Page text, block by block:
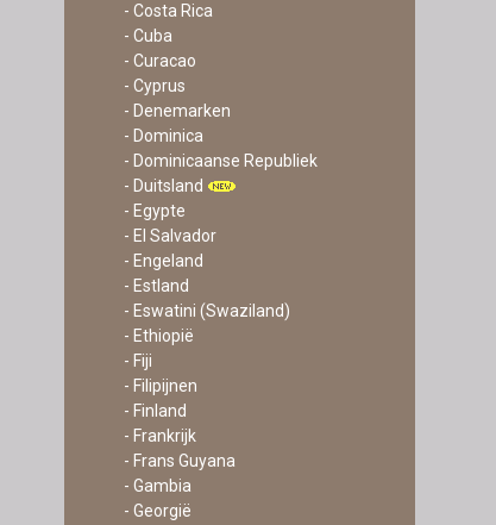
- Costa Rica
- Cuba
- Curacao
- Cyprus
- Denemarken
- Dominica
- Dominicaanse Republiek
- Duitsland
- Egypte
- El Salvador
- Engeland
- Estland
- Eswatini (Swaziland)
- Ethiopië
- Fiji
- Filipijnen
- Finland
- Frankrijk
- Frans Guyana
- Gambia
- Georgië